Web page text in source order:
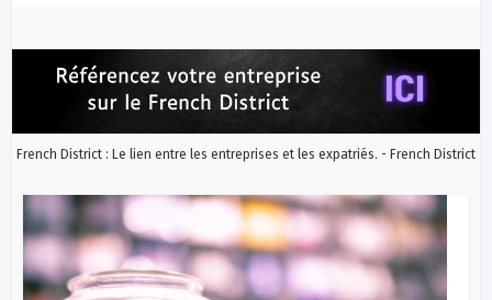
French District : Le lien entre les entreprises et les expatriés. - French District